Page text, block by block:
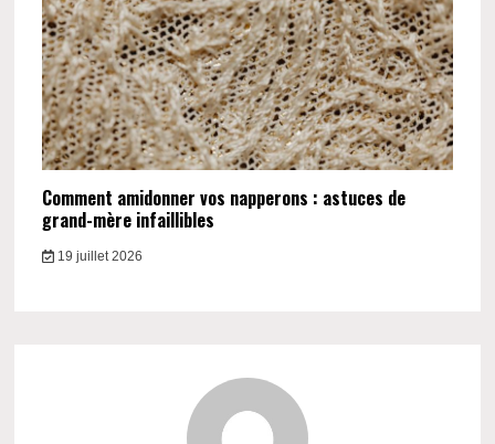
Comment amidonner vos napperons : astuces de
grand-mère infaillibles
19 juillet 2026